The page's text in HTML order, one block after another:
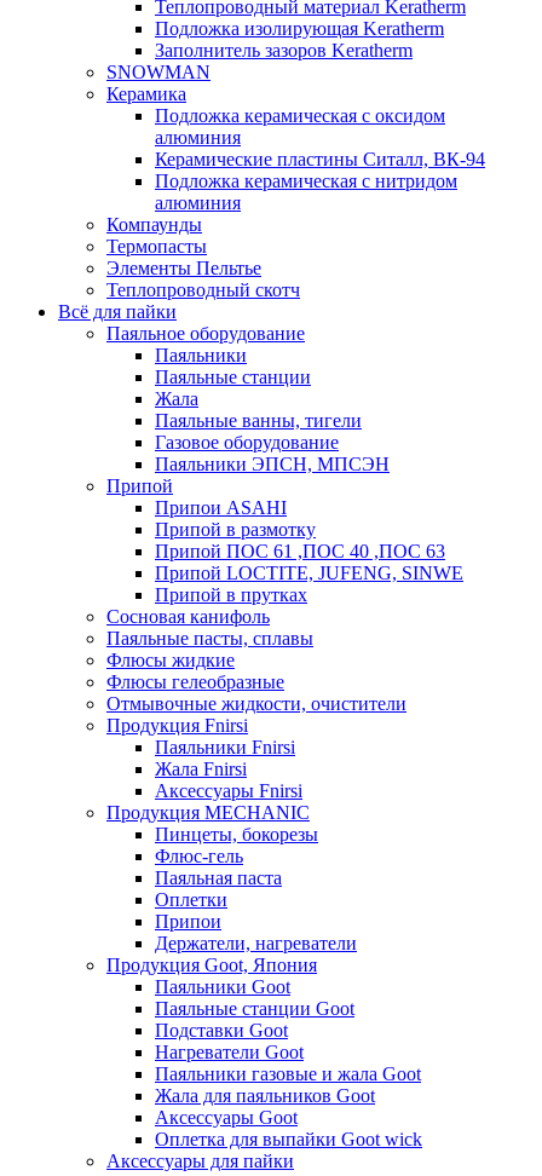
Теплопроводный материал Keratherm
Подложка изолирующая Keratherm
Заполнитель зазоров Keratherm
SNOWMAN
Керамика
Подложка керамическая с оксидом
алюминия
Керамические пластины Ситалл, ВК-94
Подложка керамическая с нитридом
алюминия
Компаунды
Термопасты
Элементы Пельтье
Теплопроводный скотч
Всё для пайки
Паяльное оборудование
Паяльники
Паяльные станции
Жала
Паяльные ванны, тигели
Газовое оборудование
Паяльники ЭПСН, МПСЭН
Припой
Припои ASAHI
Припой в размотку
Припой ПОС 61 ,ПОС 40 ,ПОС 63
Припой LOCTITE, JUFENG, SINWE
Припой в прутках
Сосновая канифоль
Паяльные пасты, сплавы
Флюсы жидкие
Флюсы гелеобразные
Отмывочные жидкости, очистители
Продукция Fnirsi
Паяльники Fnirsi
Жала Fnirsi
Аксессуары Fnirsi
Продукция MECHANIC
Пинцеты, бокорезы
Флюс-гель
Паяльная паста
Оплетки
Припои
Держатели, нагреватели
Продукция Goot, Япония
Паяльники Goot
Паяльные станции Goot
Подставки Goot
Нагреватели Goot
Паяльники газовые и жала Goot
Жала для паяльников Goot
Аксессуары Goot
Оплетка для выпайки Goot wick
Аксессуары для пайки